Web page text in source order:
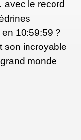
on va essayer
: on vise
On regarde
de l'Australie,
ce que l'on
plus loin que
avec le record
10:59:59 ?
son incroyable
monde